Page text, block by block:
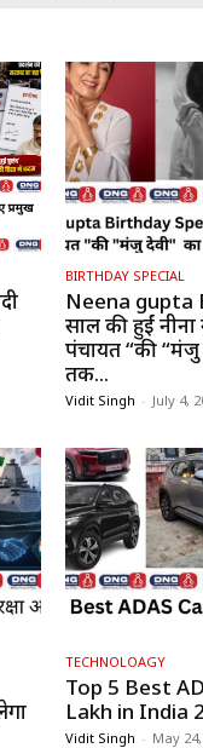
BIRTHDAY SPECIAL
Neena gupta
साल की हुईं नीना
पंचायत “की “मंजु
तक...
Vidit Singh - July 4,
TECHNOLOAGY
Top 5 Best
Lakh in India
Vidit Singh - May